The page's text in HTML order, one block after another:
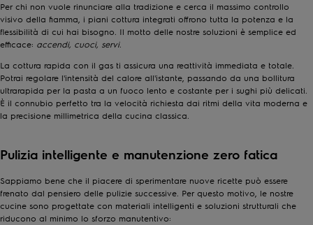
Per chi non vuole rinunciare alla tradizione e cerca il massimo controllo
visivo della fiamma, i piani cottura integrati offrono tutta la potenza e la
flessibilità di cui hai bisogno. Il motto delle nostre soluzioni è semplice ed
efficace: accendi, cuoci, servi.
La cottura rapida con il gas ti assicura una reattività immediata e totale.
Potrai regolare l'intensità del calore all'istante, passando da una bollitura
ultrarapida per la pasta a un fuoco lento e costante per i sughi più delicati.
È il connubio perfetto tra la velocità richiesta dai ritmi della vita moderna e
la precisione millimetrica della cucina classica.
Pulizia intelligente e manutenzione zero fatica
Sappiamo bene che il piacere di sperimentare nuove ricette può essere
frenato dal pensiero delle pulizie successive. Per questo motivo, le nostre
cucine sono progettate con materiali intelligenti e soluzioni strutturali che
riducono al minimo lo sforzo manutentivo: